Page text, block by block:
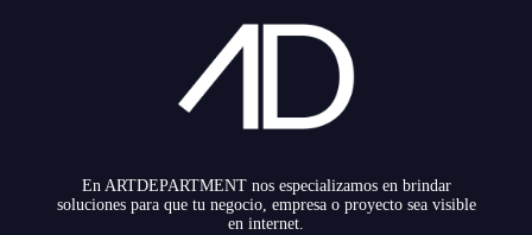
En ARTDEPARTMENT nos especializamos en brindar
soluciones para que tu negocio, empresa o proyecto sea visible
en internet.